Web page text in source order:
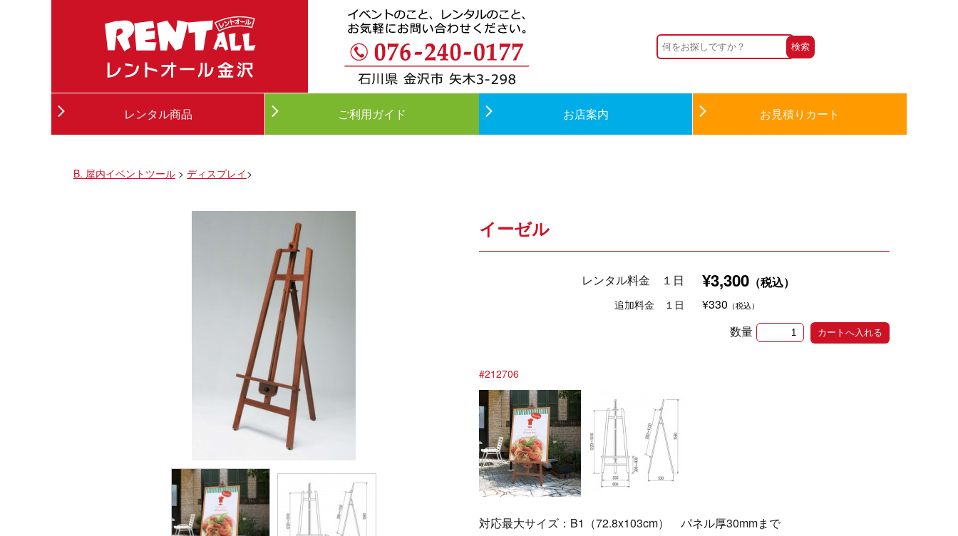
レンタル商品 ご利用ガイド お店案内 お見積りカート
B. 屋内イベントツール > ディスプレイ>
イーゼル
レンタル料金 １日 ¥3,300 （税込）
追加料金 １日 ¥330 （税込）
数量
#212706
対応最大サイズ：B1（72.8x103cm） パネル厚30mmまで